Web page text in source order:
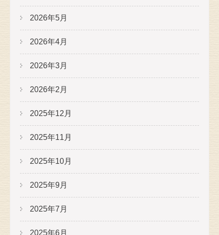
2026年5月
2026年4月
2026年3月
2026年2月
2025年12月
2025年11月
2025年10月
2025年9月
2025年7月
2025年6月